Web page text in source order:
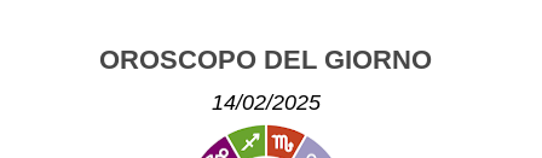
OROSCOPO DEL GIORNO
14/02/2025